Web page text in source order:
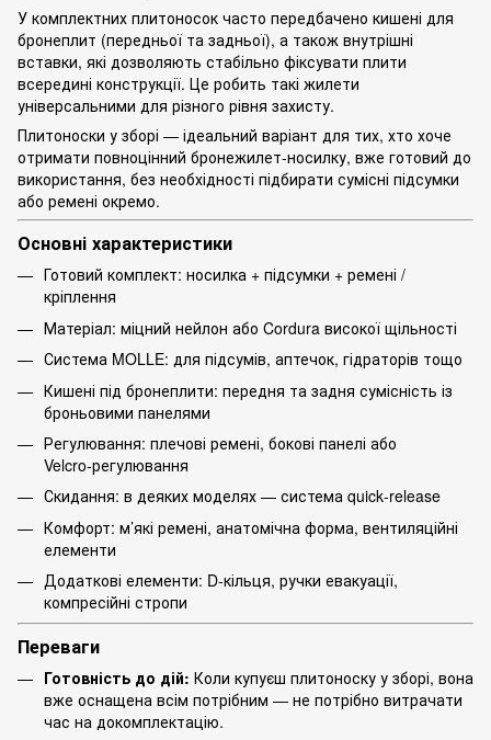
У комплектних плитоносок часто передбачено кишені для
бронеплит (передньої та задньої), а також внутрішні
вставки, які дозволяють стабільно фіксувати плити
всередині конструкції. Це робить такі жилети
універсальними для різного рівня захисту.
Плитоноски у зборі — ідеальний варіант для тих, хто хоче
отримати повноцінний бронежилет‑носилку, вже готовий до
використання, без необхідності підбирати сумісні підсумки
або ремені окремо.
Основні характеристики
Готовий комплект: носилка + підсумки + ремені /
кріплення
Матеріал: міцний нейлон або Cordura високої щільності
Система MOLLE: для підсумів, аптечок, гідраторів тощо
Кишені під бронеплити: передня та задня сумісність із
броньовими панелями
Регулювання: плечові ремені, бокові панелі або
Velcro‑регулювання
Скидання: в деяких моделях — система quick‑release
Комфорт: м’які ремені, анатомічна форма, вентиляційні
елементи
Додаткові елементи: D‑кільця, ручки евакуації,
компресійні стропи
Переваги
Готовність до дій: Коли купуєш плитоноску у зборі, вона
вже оснащена всім потрібним — не потрібно витрачати
час на докомплектацію.